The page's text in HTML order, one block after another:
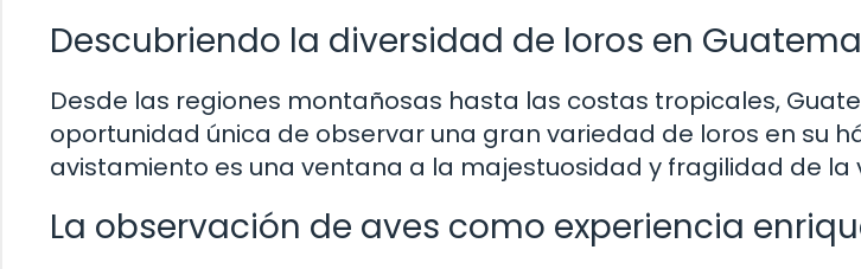
Descubriendo la diversidad de loros en
Desde las regiones montañosas hasta las costas tropicales,
oportunidad única de observar una gran variedad de loros en su
avistamiento es una ventana a la majestuosidad y fragilidad de la
La observación de aves como experiencia